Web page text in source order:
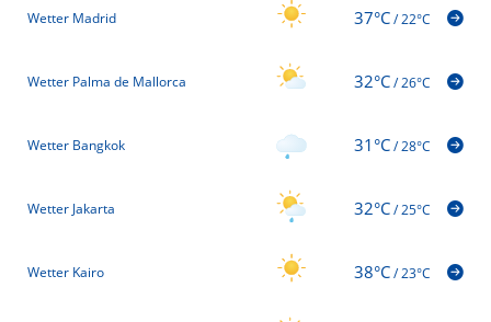
Wetter Madrid 37°C/22°C
Wetter Palma de Mallorca 32°C/26°C
Wetter Bangkok 31°C/28°C
Wetter Jakarta 32°C/25°C
Wetter Kairo 38°C/23°C